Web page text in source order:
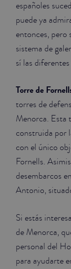
españoles
puede ya
entonces, pero
sistema de
sí las
Torre de
torres de
Menorca. Esta
construida por
con el único
Fornells.
desembarcos
Antonio,
Si estás
de Menorca,
personal del
para ayudarte